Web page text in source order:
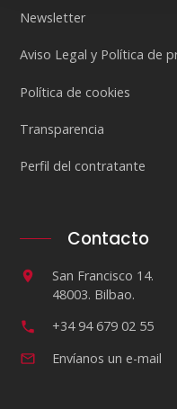
Newsletter
Aviso Legal y Política de
Política de cookies
Transparencia
Perfil del contratante
Contacto
San Francisco 14.
48003. Bilbao.
+34 94 679 02 55
Envíanos un e-mail